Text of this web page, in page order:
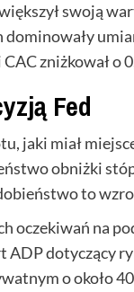
swoją
dominowały
zniżkował o
Fed
jaki miał
obniżki
to
oczekiwań na
ADP dotyczący
o około